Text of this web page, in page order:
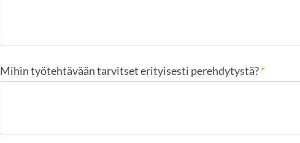
Mihin työtehtävään tarvitset erityisesti perehdytystä?*